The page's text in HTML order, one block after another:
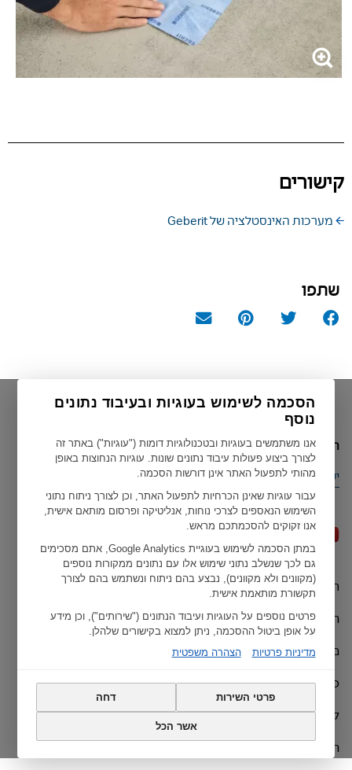
קישורים
מערכות האינסטלציה של Geberit
שתפו
הסכמה לשימוש בעוגיות ובעיבוד נתונים
נוסף
אנו משתמשים בעוגיות ובטכנולוגיות דומות ("עוגיות") באתר זה
לצורך ביצוע פעולות עיבוד נתונים שונות. עוגיות הנחוצות באופן
מהותי לתפעול האתר אינן דורשות הסכמה.
עבור עוגיות שאינן הכרחיות לתפעול האתר, וכן לצורך ניתוח נתוני
השימוש הנאספים לצרכי נוחות, אנליטיקה ופרסום מותאם אישית,
אנו זקוקים להסכמתכם מראש.
במתן הסכמה לשימוש בעוגיית Google Analytics, אתם מסכימים
גם לכך שנשלב נתוני שימוש אלו עם נתונים ממקורות נוספים
(מקוונים ולא מקוונים), נבצע בהם ניתוח ונשתמש בהם לצורך
תקשורת מותאמת אישית.
פרטים נוספים על העוגיות ועיבוד הנתונים ("שירותים"), וכן מידע
על אופן ביטול ההסכמה, ניתן למצוא בקישורים שלהלן.
מדיניות פרטיות
הצהרה משפטית
פרטי השירות דחה
אשר הכל
הארץ הנוכחית שלך
ישראל
תנאי שימושGeberit כל הזכויות שמורות ל ©
הצהרות האיחוד האירופי
מדיניות פרטיות
כתב ויתור
קרדיט
הגדרות עוגיות